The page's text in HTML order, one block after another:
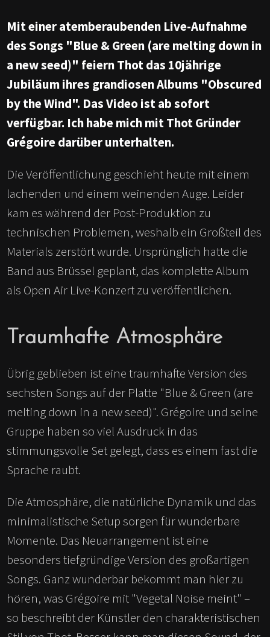
Mit einer atemberaubenden Live-Aufnahme
des Songs "Blue & Green (are melting down in
a new seed)" feiern Thot das 10jährige
Jubiläum ihres grandiosen Albums "Obscured
by the Wind". Das Video ist ab sofort
verfügbar. Ich habe mich mit Thot Gründer
Grégoire darüber unterhalten.
Die Veröffentlichung geschieht heute mit einem
lachenden und einem weinenden Auge. Leider
kam es während der Post-Produktion zu
technischen Problemen, weshalb ein Großteil des
Materials zerstört wurde. Ursprünglich hatte die
Band aus Brüssel geplant, das komplette Album
als Open Air Live-Konzert zu veröffentlichen.
Traumhafte Atmosphäre
Übrig geblieben ist eine traumhafte Version des
sechsten Songs auf der Platte "Blue & Green (are
melting down in a new seed)". Grégoire und seine
Gruppe haben so viel Ausdruck in das
stimmungsvolle Set gelegt, dass es einem fast die
Sprache raubt.
Die Atmosphäre, die natürliche Dynamik und das
minimalistische Setup sorgen für wunderbare
Momente. Das Neuarrangement ist eine
besonders tiefgründige Version des großartigen
Songs. Ganz wunderbar bekommt man hier zu
hören, was Grégoire mit "Vegetal Noise meint" –
so beschreibt der Künstler den charakteristischen